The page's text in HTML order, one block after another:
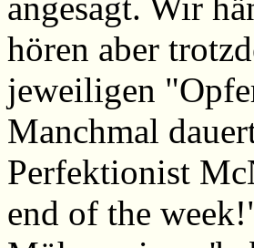
hören aber
jeweiligen
Manchmal
Perfektionist
end of the